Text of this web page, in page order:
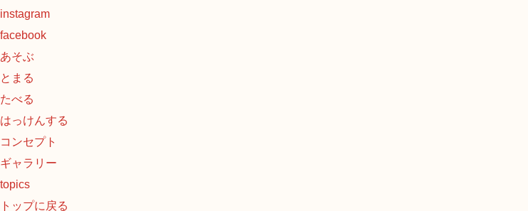
instagram
facebook
あそぶ
とまる
たべる
はっけんする
コンセプト
ギャラリー
topics
トップに戻る